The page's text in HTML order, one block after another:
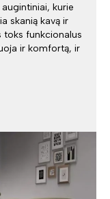
kurie
skanią kavą ir
toks funkcionalus
ir komfortą, ir